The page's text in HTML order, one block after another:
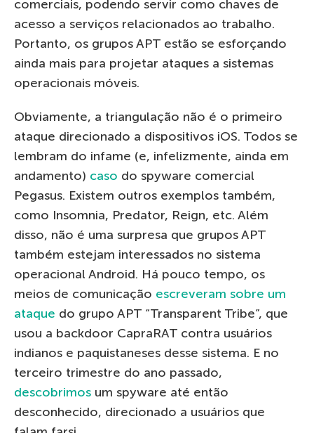
comerciais, podendo servir como chaves de
acesso a serviços relacionados ao trabalho.
Portanto, os grupos APT estão se esforçando
ainda mais para projetar ataques a sistemas
operacionais móveis.
Obviamente, a triangulação não é o primeiro
ataque direcionado a dispositivos iOS. Todos se
lembram do infame (e, infelizmente, ainda em
andamento) caso do spyware comercial
Pegasus. Existem outros exemplos também,
como Insomnia, Predator, Reign, etc. Além
disso, não é uma surpresa que grupos APT
também estejam interessados ​​no sistema
operacional Android. Há pouco tempo, os
meios de comunicação escreveram sobre um
ataque do grupo APT “Transparent Tribe”, que
usou a backdoor CapraRAT contra usuários
indianos e paquistaneses desse sistema. E no
terceiro trimestre do ano passado,
descobrimos um spyware até então
desconhecido, direcionado a usuários que